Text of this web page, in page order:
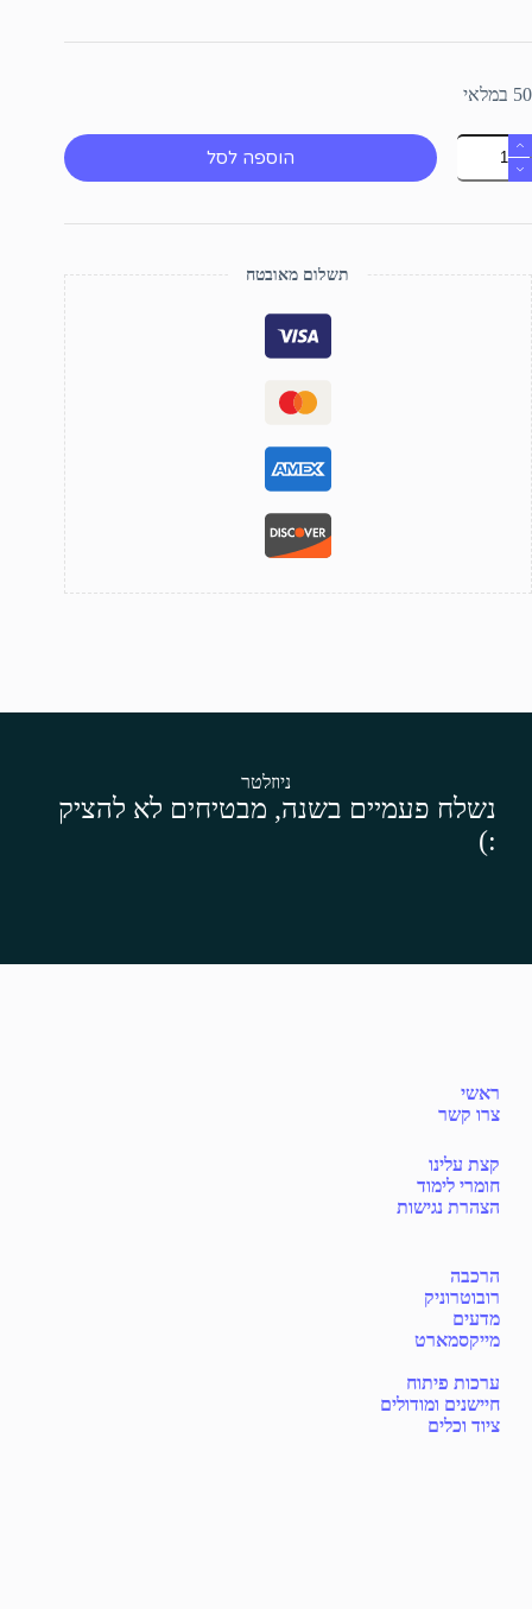
50 במלאי
כמות
של
אזעקוד
הוספה לסל
תשלום מאובטח
ניוזלטר
נשלח פעמיים בשנה, מבטיחים לא להציק
:)
ראשי
צרו קשר
קצת עלינו
חומרי לימוד
הצהרת נגישות
הרכבה
רובוטרוניק
מדעים
מייקסמארט
ערכות פיתוח
חיישנים ומודולים
ציוד וכלים